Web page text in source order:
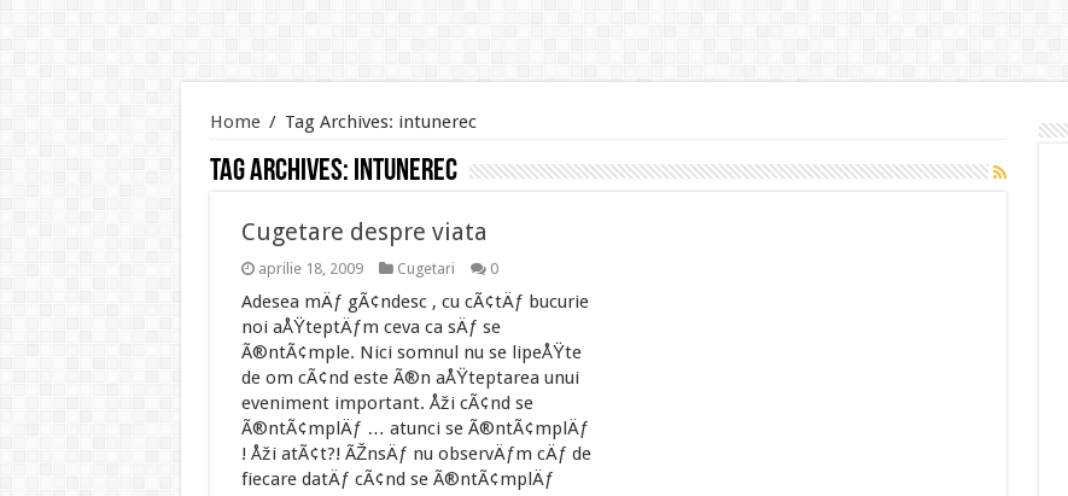
Home / Tag Archives: intunerec
Tag Archives: intunerec
Cugetare despre viata
aprilie 18, 2009 Cugetari 0
Adesea mÄƒ gÃ¢ndesc , cu cÃ¢tÄƒ bucurie
noi aÅŸteptÄƒm ceva ca sÄƒ se
Ã®ntÃ¢mple. Nici somnul nu se lipeÅŸte
de om cÃ¢nd este Ã®n aÅŸteptarea unui
eveniment important. Åži cÃ¢nd se
Ã®ntÃ¢mplÄƒ … atunci se Ã®ntÃ¢mplÄƒ
! Åži atÃ¢t?! ÃŽnsÄƒ nu observÄƒm cÄƒ de
fiecare datÄƒ cÃ¢nd se Ã®ntÃ¢mplÄƒ